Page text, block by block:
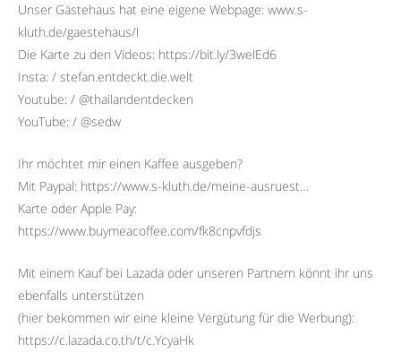
Unser Gästehaus hat eine eigene Webpage: www.s-
kluth.de/gaestehaus/l
Die Karte zu den Videos: https://bit.ly/3welEd6
Insta: / stefan.entdeckt.die.welt
Youtube: / @thailandentdecken
YouTube: / @sedw
Ihr möchtet mir einen Kaffee ausgeben?
Mit Paypal: https://www.s-kluth.de/meine-ausruest…
Karte oder Apple Pay:
https://www.buymeacoffee.com/fk8cnpvfdjs
Mit einem Kauf bei Lazada oder unseren Partnern könnt ihr uns
ebenfalls unterstützen
(hier bekommen wir eine kleine Vergütung für die Werbung):
https://c.lazada.co.th/t/c.YcyaHk